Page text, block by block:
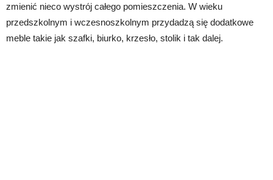
zmienić nieco wystrój całego pomieszczenia. W wieku
przedszkolnym i wczesnoszkolnym przydadzą się dodatkowe
meble takie jak szafki, biurko, krzesło, stolik i tak dalej.